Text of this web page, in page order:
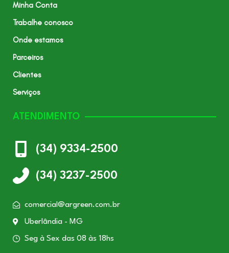
Minha Conta
Trabalhe conosco
Onde estamos
Parceiros
Clientes
Serviços
ATENDIMENTO
(34) 9334-2500
(34) 3237-2500
comercial@argreen.com.br
Uberlândia - MG
Seg à Sex das 08 às 18hs